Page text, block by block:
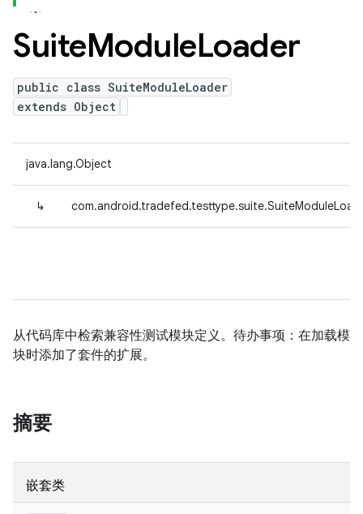
SuiteModuleLoader
public class SuiteModuleLoader
extends Object
java.lang.Object
↳
从代码库中检索兼容性测试模块定义。待办事项：在加载模
块时添加了套件的扩展。
摘要
嵌套类